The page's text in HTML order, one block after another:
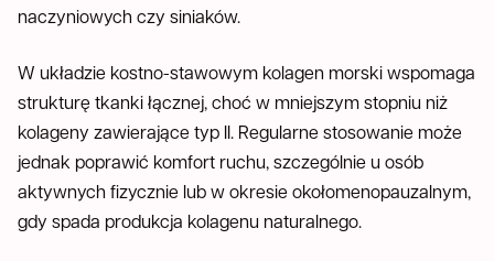
naczyniowych czy siniaków.
W układzie kostno-stawowym kolagen morski wspomaga
strukturę tkanki łącznej, choć w mniejszym stopniu niż
kolageny zawierające typ II. Regularne stosowanie może
jednak poprawić komfort ruchu, szczególnie u osób
aktywnych fizycznie lub w okresie okołomenopauzalnym,
gdy spada produkcja kolagenu naturalnego.